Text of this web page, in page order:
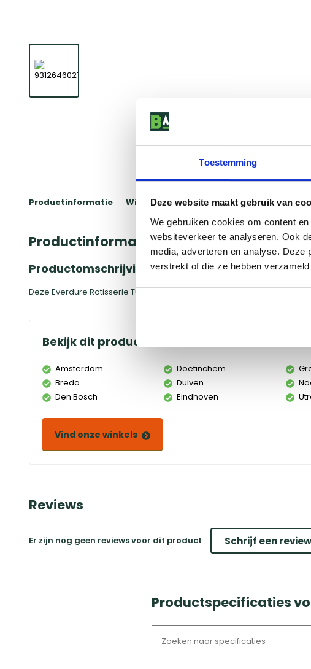
Toestemming
Deze website maakt gebruik van
We gebruiken cookies om content
websiteverkeer te analyseren. Ook
media, adverteren en analyse. Deze
verstrekt of die ze hebben
Productinformatie Winkels Reviews Specificaties
Productinformatie
Productomschrijving
Deze Everdure Rotisserie Tuimelaar is een ideaal te gebruiken in
Bekijk dit product in onze winkels
Amsterdam
Breda
Den Bosch
Doetinchem
Duiven
Eindhoven
Vind onze winkels
Reviews
Er zijn nog geen reviews voor dit product Schrijf een review
Productspecificaties